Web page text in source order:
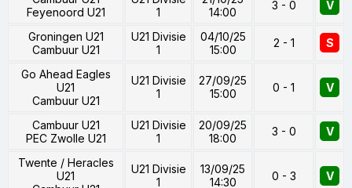
Feyenoord U21
1
14:00
3 - 0 V
Groningen U21
Cambuur U21
U21 Divisie
1
04/10/25
15:00
2 - 1 S
Go Ahead Eagles
U21
Cambuur U21
U21 Divisie
1
27/09/25
15:00
0 - 1 V
Cambuur U21
PEC Zwolle U21
U21 Divisie
1
20/09/25
18:00
3 - 0 V
Twente / Heracles
U21
U21 Divisie
1
13/09/25
14:30
0 - 3 V